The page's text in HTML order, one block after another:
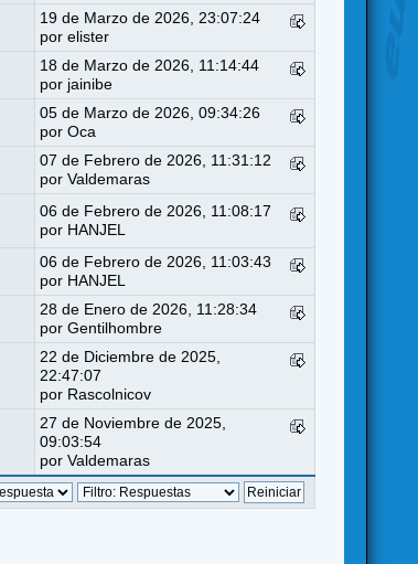
19 de Marzo de 2026, 23:07:24
porelister
18 de Marzo de 2026, 11:14:44
por jainibe
05 de Marzo de 2026, 09:34:26
porOca
07 de Febrero de 2026, 11:31:12
porValdemaras
06 de Febrero de 2026, 11:08:17
por HANJEL
06 de Febrero de 2026, 11:03:43
por HANJEL
28 de Enero de 2026, 11:28:34
porGentilhombre
22 de Diciembre de 2025,
22:47:07
por Rascolnicov
27 de Noviembre de 2025,
09:03:54
porValdemaras